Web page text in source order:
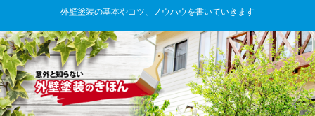
外壁塗装の基本やコツ、ノウハウを書いていきます